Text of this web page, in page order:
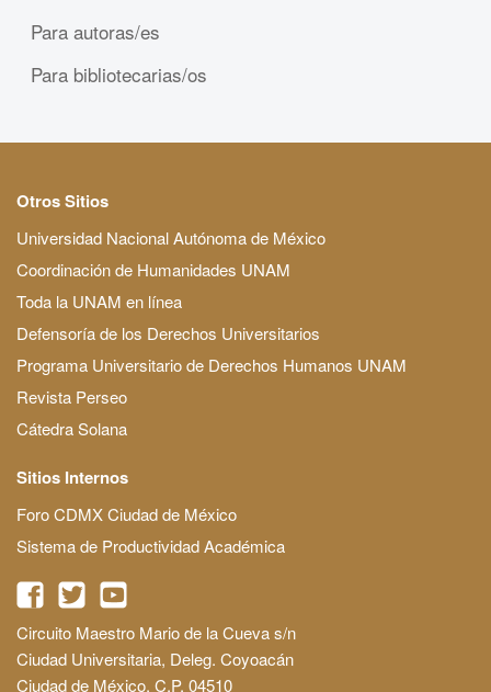
Para autoras/es
Para bibliotecarias/os
Otros Sitios
Universidad Nacional Autónoma de México
Coordinación de Humanidades UNAM
Toda la UNAM en línea
Defensoría de los Derechos Universitarios
Programa Universitario de Derechos Humanos UNAM
Revista Perseo
Cátedra Solana
Sitios Internos
Foro CDMX Ciudad de México
Sistema de Productividad Académica
Circuito Maestro Mario de la Cueva s/n
Ciudad Universitaria, Deleg. Coyoacán
Ciudad de México, C.P. 04510